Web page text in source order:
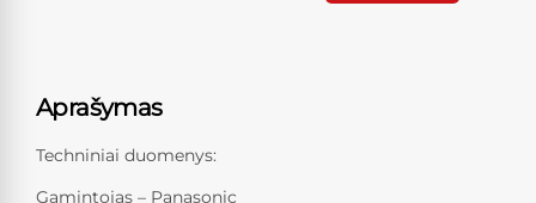
Aprašymas
Techniniai duomenys:
Gamintojas – Panasonic